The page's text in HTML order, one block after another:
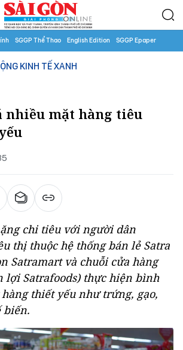
SGGP Thể Thao English Edition SGGP Epaper
KINH TẾ XANH
nhiều mặt hàng tiêu
chi tiêu với người dân
thị thuộc hệ thống bán lẻ Satra
Satramart và chuỗi cửa hàng
lợi Satrafoods) thực hiện bình
thiết yếu như trứng, gạo,
biến.